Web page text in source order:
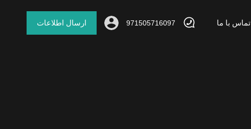
تماس با ما 971505716097 ارسال اطلاعات